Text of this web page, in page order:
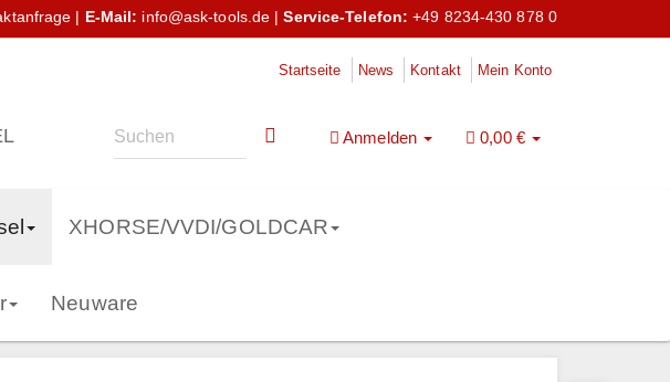
E-Mail: info@ask-tools.de |Service-Telefon: +49 8234-430 878 0
Startseite News Kontakt Mein Konto
Anmelden 0,00 €
XHORSE/VVDI/GOLDCAR
Neuware